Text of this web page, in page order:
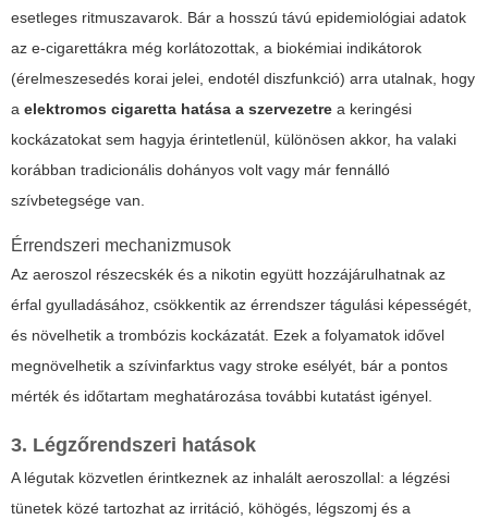
esetleges ritmuszavarok. Bár a hosszú távú epidemiológiai adatok
az e-cigarettákra még korlátozottak, a biokémiai indikátorok
(érelmeszesedés korai jelei, endotél diszfunkció) arra utalnak, hogy
a elektromos cigaretta hatása a szervezetre a keringési
kockázatokat sem hagyja érintetlenül, különösen akkor, ha valaki
korábban tradicionális dohányos volt vagy már fennálló
szívbetegsége van.
Érrendszeri mechanizmusok
Az aeroszol részecskék és a nikotin együtt hozzájárulhatnak az
érfal gyulladásához, csökkentik az érrendszer tágulási képességét,
és növelhetik a trombózis kockázatát. Ezek a folyamatok idővel
megnövelhetik a szívinfarktus vagy stroke esélyét, bár a pontos
mérték és időtartam meghatározása további kutatást igényel.
3. Légzőrendszeri hatások
A légutak közvetlen érintkeznek az inhalált aeroszollal: a légzési
tünetek közé tartozhat az irritáció, köhögés, légszomj és a